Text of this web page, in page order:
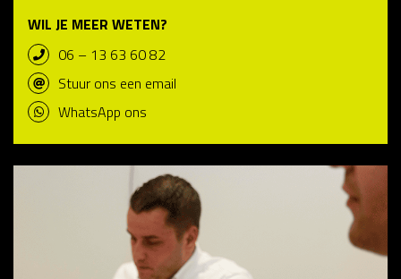
WIL JE MEER WETEN?
06 – 13 63 60 82
Stuur ons een email
WhatsApp ons